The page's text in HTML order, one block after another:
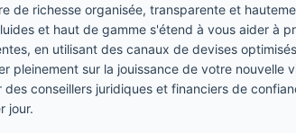
de richesse organisée, transparente et
et haut de gamme s'étend à vous aider à
en utilisant des canaux de devises
pleinement sur la jouissance de votre nouvelle
conseillers juridiques et financiers de
jour.